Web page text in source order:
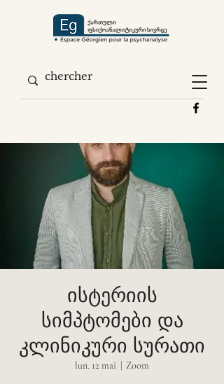
ისტერიის
სიმპტომები და
კლინიკური სურათი
lun. 12 mai Zoom